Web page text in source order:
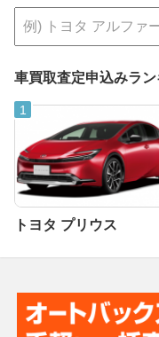
車買取査定申込みラ
トヨタ プリウス